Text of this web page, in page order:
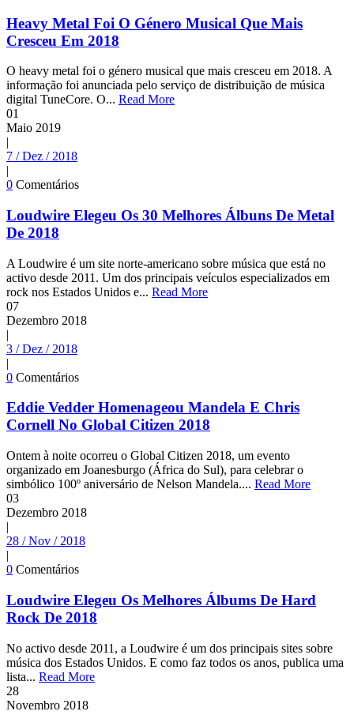
Heavy Metal Foi O Género Musical Que Mais
Cresceu Em 2018
O heavy metal foi o género musical que mais cresceu em 2018. A
informação foi anunciada pelo serviço de distribuição de música
digital TuneCore. O... Read More
01
Maio 2019
|
7 / Dez / 2018
|
0 Comentários
Loudwire Elegeu Os 30 Melhores Álbuns De Metal
De 2018
A Loudwire é um site norte-americano sobre música que está no
activo desde 2011. Um dos principais veículos especializados em
rock nos Estados Unidos e... Read More
07
Dezembro 2018
|
3 / Dez / 2018
|
0 Comentários
Eddie Vedder Homenageou Mandela E Chris
Cornell No Global Citizen 2018
Ontem à noite ocorreu o Global Citizen 2018, um evento
organizado em Joanesburgo (África do Sul), para celebrar o
simbólico 100º aniversário de Nelson Mandela.... Read More
03
Dezembro 2018
|
28 / Nov / 2018
|
0 Comentários
Loudwire Elegeu Os Melhores Álbums De Hard
Rock De 2018
No activo desde 2011, a Loudwire é um dos principais sites sobre
música dos Estados Unidos. E como faz todos os anos, publica uma
lista... Read More
28
Novembro 2018